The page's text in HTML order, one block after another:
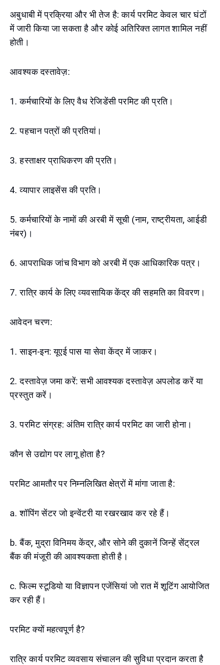
अबुधाबी में प्रक्रिया और भी तेज है: कार्य परमिट केवल चार घंटों
में जारी किया जा सकता है और कोई अतिरिक्त लागत शामिल नहीं
होती।
आवश्यक दस्तावेज़:
1. कर्मचारियों के लिए वैध रेजिडेंसी परमिट की प्रति।
2. पहचान पत्रों की प्रतियां।
3. हस्ताक्षर प्राधिकरण की प्रति।
4. व्यापार लाइसेंस की प्रति।
5. कर्मचारियों के नामों की अरबी में सूची (नाम, राष्ट्रीयता, आईडी
नंबर)।
6. आपराधिक जांच विभाग को अरबी में एक आधिकारिक पत्र।
7. रात्रि कार्य के लिए व्यवसायिक केंद्र की सहमति का विवरण।
आवेदन चरण:
1. साइन-इन: यूएई पास या सेवा केंद्र में जाकर।
2. दस्तावेज़ जमा करें: सभी आवश्यक दस्तावेज़ अपलोड करें या
प्रस्तुत करें।
3. परमिट संग्रह: अंतिम रात्रि कार्य परमिट का जारी होना।
कौन से उद्योग पर लागू होता है?
परमिट आमतौर पर निम्नलिखित क्षेत्रों में मांगा जाता है:
a. शॉपिंग सेंटर जो इन्वेंटरी या रखरखाव कर रहे हैं।
b. बैंक, मुद्रा विनिमय केंद्र, और सोने की दुकानें जिन्हें सेंट्रल
बैंक की मंजूरी की आवश्यकता होती है।
c. फिल्म स्टूडियो या विज्ञापन एजेंसियां जो रात में शूटिंग आयोजित
कर रही हैं।
परमिट क्यों महत्वपूर्ण है?
रात्रि कार्य परमिट व्यवसाय संचालन की सुविधा प्रदान करता है